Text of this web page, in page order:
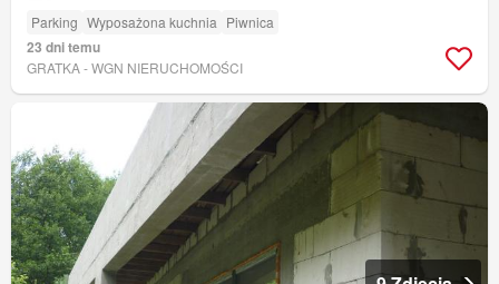
Parking Wyposażona kuchnia Piwnica
23 dni temu
GRATKA - WGN NIERUCHOMOŚCI